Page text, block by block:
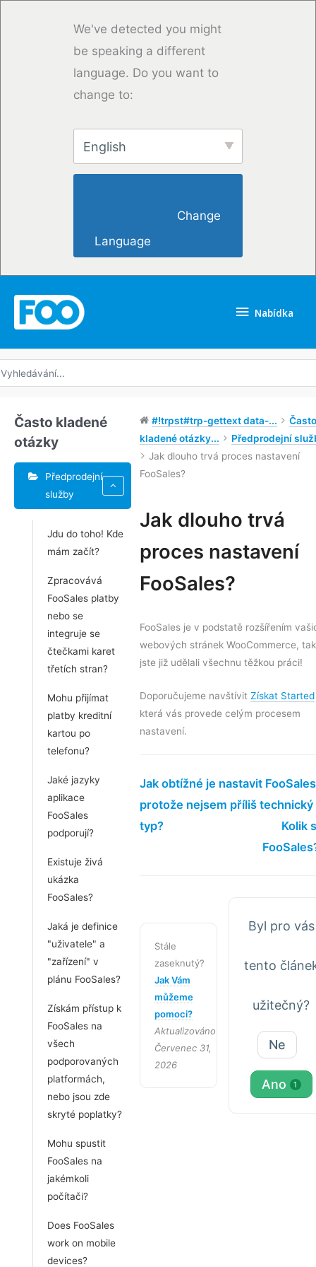
We've detected you might
be speaking a different
language. Do you want to
change to:
English
Language
Nabídka
Často kladené
otázky
Předprodejní
služby
Jdu do toho! Kde
mám začít?
Zpracovává
FooSales platby
nebo se
integruje se
čtečkami karet
třetích stran?
Mohu přijímat
platby kreditní
kartou po
telefonu?
Jaké jazyky
aplikace
FooSales
podporují?
Existuje živá
ukázka
FooSales?
Jaká je definice
"uživatele" a
"zařízení" v
plánu FooSales?
Získám přístup k
FooSales na
všech
podporovaných
platformách,
nebo jsou zde
skryté poplatky?
Mohu spustit
FooSales na
jakémkoli
počítači?
Does FooSales
work on mobile
devices?
#!trpst#trp-gettext data-...
Často
kladené otázky...
Předprodejní
Jak dlouho trvá proces nastavení
FooSales?
Jak dlouho trvá
proces nastavení
FooSales?
FooSales je v podstatě rozšířením
webových stránek WooCommerce,
jste již udělali všechnu těžkou práci!
Doporučujeme navštívit Získat Started
která vás provede celým procesem
nastavení.
v
dokumentu
Jak obtížné je nastavit
protože nejsem příliš technický
typ?
Kolik
Stále
zaseknutý?
Jak Vám
můžeme
pomoci?
Aktualizováno
Červenec 31,
2026
Byl pro vás
tento
užitečný?
Ne
Ano 1